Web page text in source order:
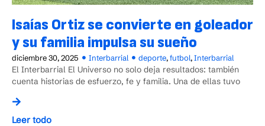
Isaías Ortiz se convierte en goleador
y su familia impulsa su sueño
diciembre 30, 2025 Interbarrial deporte,futbol,Interbarrial
El Interbarrial El Universo no solo deja resultados: también
cuenta historias de esfuerzo, fe y familia. Una de ellas tuvo
Leer todo